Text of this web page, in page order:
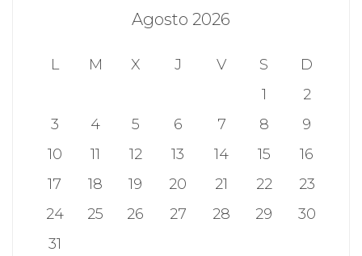
Agosto 2026
L M X J V S
D
1
2
3
4 5 6 7 8
9
10
11 12 13 14 15
16
17
18 19 20 21 22
23
24
25 26 27 28 29
30
31